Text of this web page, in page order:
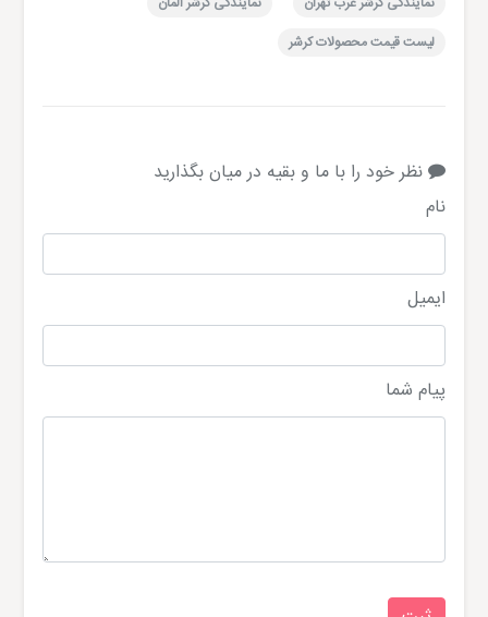
لیست قیمت محصولات کرشر
نظر خود را با ما و بقیه در میان بگذارید
نام
ایمیل
پیام شما